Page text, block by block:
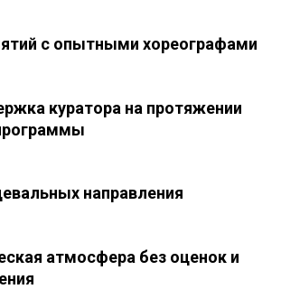
с опытными хореографами
куратора на протяжении
направления
атмосфера без оценок и